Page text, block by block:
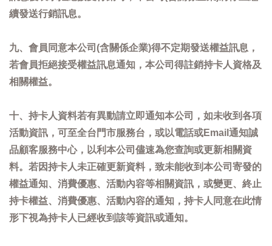
續發送行銷訊息。
九、會員同意本公司(含關係企業)得不定期發送權益訊息，
若會員拒絕接受權益訊息通知，本公司得註銷持卡人資格及
相關權益。
十、持卡人資料若有異動請立即通知本公司，如未收到各項
活動資訊，可至全台門市服務台，或以電話或Email通知誠
品顧客服務中心，以利本公司儘速為您查詢或更新相關資
料。若因持卡人未正確更新資料，致未能收到本公司寄發的
權益通知、消費優惠、活動內容等相關資訊，或變更、終止
持卡權益、消費優惠、活動內容的通知，持卡人同意在此情
形下視為持卡人已經收到該等資訊或通知。